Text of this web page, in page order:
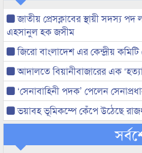
জাতীয় প্রেসক্লাবের স্থায়ী সদস্য
এহসানুল হক জসীম
জিরো বাংলাদেশ এর কেন্দ্রীয়
আদালতে বিয়ানীবাজারের এক
‘সেনাবাহিনী পদক’ পেলেন
ভয়াবহ ভূমিকম্পে কেঁপে উঠেছে